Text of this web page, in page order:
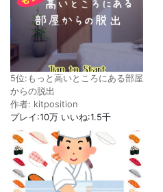
5位:もっと高いところにある部屋
からの脱出
作者: kitposition
プレイ:10万 いいね:1.5千